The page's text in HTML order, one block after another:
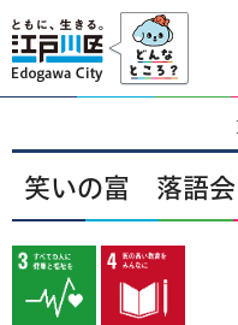
江戸川区
笑いの富 落語会